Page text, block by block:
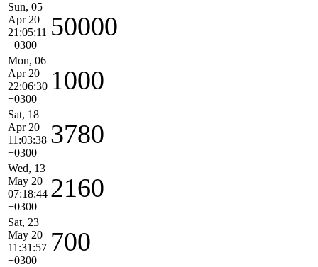
Sun, 05
Apr 20
21:05:11
+0300
50000
Mon, 06
Apr 20
22:06:30
+0300
1000
Sat, 18
Apr 20
11:03:38
+0300
3780
Wed, 13
May 20
07:18:44
+0300
2160
Sat, 23
May 20
11:31:57
+0300
700